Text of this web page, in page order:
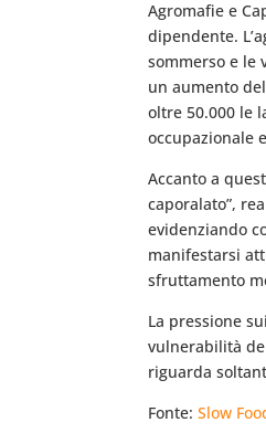
Agromafie e
dipendente.
sommerso e le
un aumento
oltre 50.000 le
occupazionale
Accanto a
caporalato”,
evidenziando
manifestarsi
sfruttamento
La pressione
vulnerabilità
riguarda
Fonte:Slow